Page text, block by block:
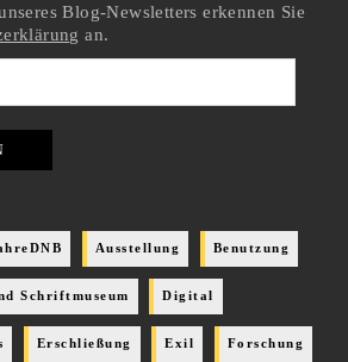
Blog-Newsletters erkennen Sie
an.
Ausstellung Benutzung
Schriftmuseum Digital
Erschließung Exil Forschung